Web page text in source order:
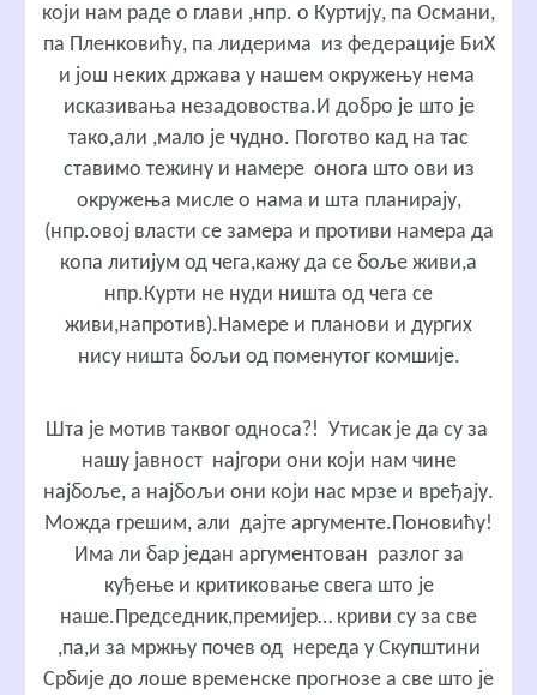
који нам раде о глави ,нпр. о Куртију, па Османи,
па Пленковићу, па лидерима из федерације БиХ
и још неких држава у нашем окружењу нема
исказивања незадовоства.И добро је што је
тако,али ,мало је чудно. Поготво кад на тас
ставимо тежину и намере онога што ови из
окружења мисле о нама и шта планирају,
(нпр.овој власти се замера и противи намера да
копа литијум од чега,кажу да се боље живи,а
нпр.Курти не нуди ништа од чега се
живи,напротив).Намере и планови и дургих
нису ништа бољи од поменутог комшије.
Шта је мотив таквог односа?! Утисак је да су за
нашу јавност најгори они који нам чине
најбоље, а најбољи они који нас мрзе и вређају.
Можда грешим, али дајте аргументе.Поновићу!
Има ли бар један аргументован разлог за
куђење и критиковање свега што је
наше.Председник,премијер… криви су за све
,па,и за мржњу почев од нереда у Скупштини
Србије до лоше временске прогнозе а све што је